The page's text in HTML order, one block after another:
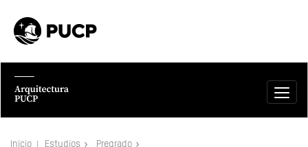
Inicio Estudios Pregrado